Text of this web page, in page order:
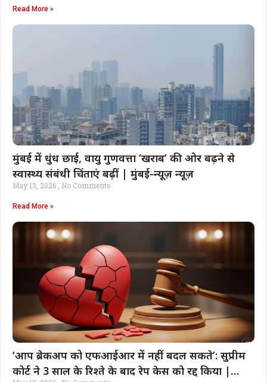
Read More »
मुंबई में धुंध छाई, वायु गुणवत्ता ‘खराब’ की ओर बढ़ने से
स्वास्थ्य संबंधी चिंताएं बढ़ीं | मुंबई-न्यूज़ न्यूज़
May 13, 2026 No Comments
Read More »
‘आप ब्रेकअप को एफआईआर में नहीं बदल सकते’: सुप्रीम
कोर्ट ने 3 साल के रिश्ते के बाद रेप केस को रद्द किया |